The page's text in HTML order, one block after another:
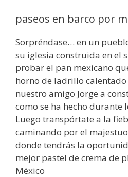
paseos en barco por
Sorpréndase… en un
su iglesia construida en el
probar el pan mexicano
horno de ladrillo calentado
nuestro amigo Jorge a
como se ha hecho durante
Luego transpórtate a la
caminando por el
donde tendrás la
mejor pastel de crema de
México